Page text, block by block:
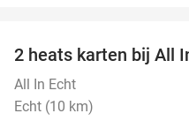
2 heats karten bij All
All In Echt
Echt (10 km)